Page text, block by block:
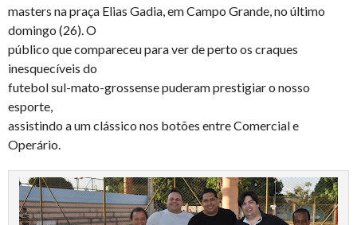
masters na praça Elias Gadia, em Campo Grande, no último
domingo (26). O
público que compareceu para ver de perto os craques
inesquecíveis do
futebol sul-mato-grossense puderam prestigiar o nosso
esporte,
assistindo a um clássico nos botões entre Comercial e
Operário.